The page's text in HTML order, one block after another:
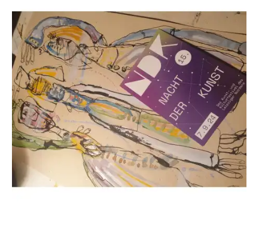
News
Kontakt
follow